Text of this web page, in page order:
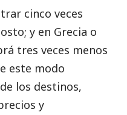
cinco veces
y en Grecia o
tres veces menos
este modo
los destinos,
y